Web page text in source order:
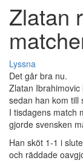
Zlatan
Lyssna
Det går bra nu.
Zlatan
sedan han kom till
I tisdagens match
gjorde svensken
Han sköt 1-1 i
och räddade